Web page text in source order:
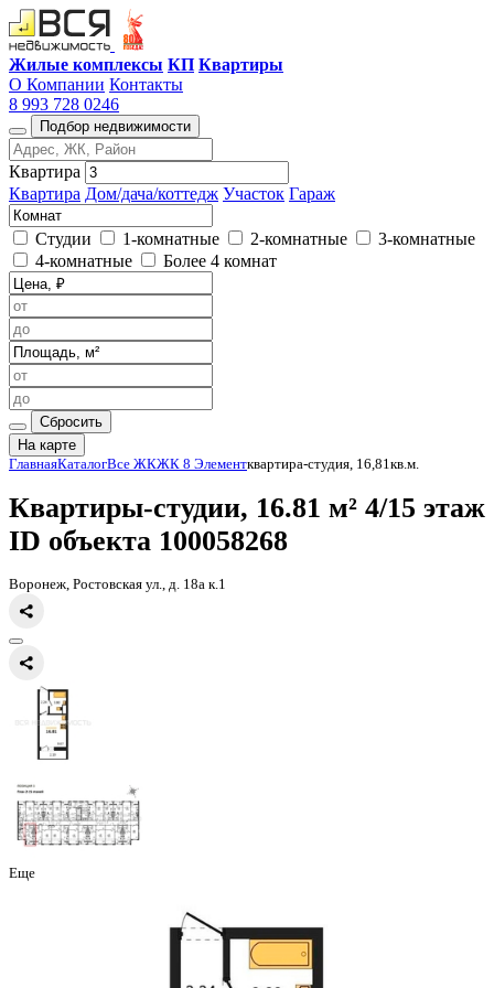
Жилые комплексы КП Квартиры
О Компании Контакты
8 993 728 0246
Подбор недвижимости
Квартира
Квартира Дом/дача/коттедж Участок Гараж
Студии 1-комнатные 2-комнатные
3-комнатные
4-комнатные
Более 4 комнат
Сбросить
На карте
Главная КаталогВсе ЖКЖК 8 Элемент
Квартиры-студии, 16.81 м² 4/
ID объекта 100058268
Воронеж, Ростовская ул., д. 18а к.1